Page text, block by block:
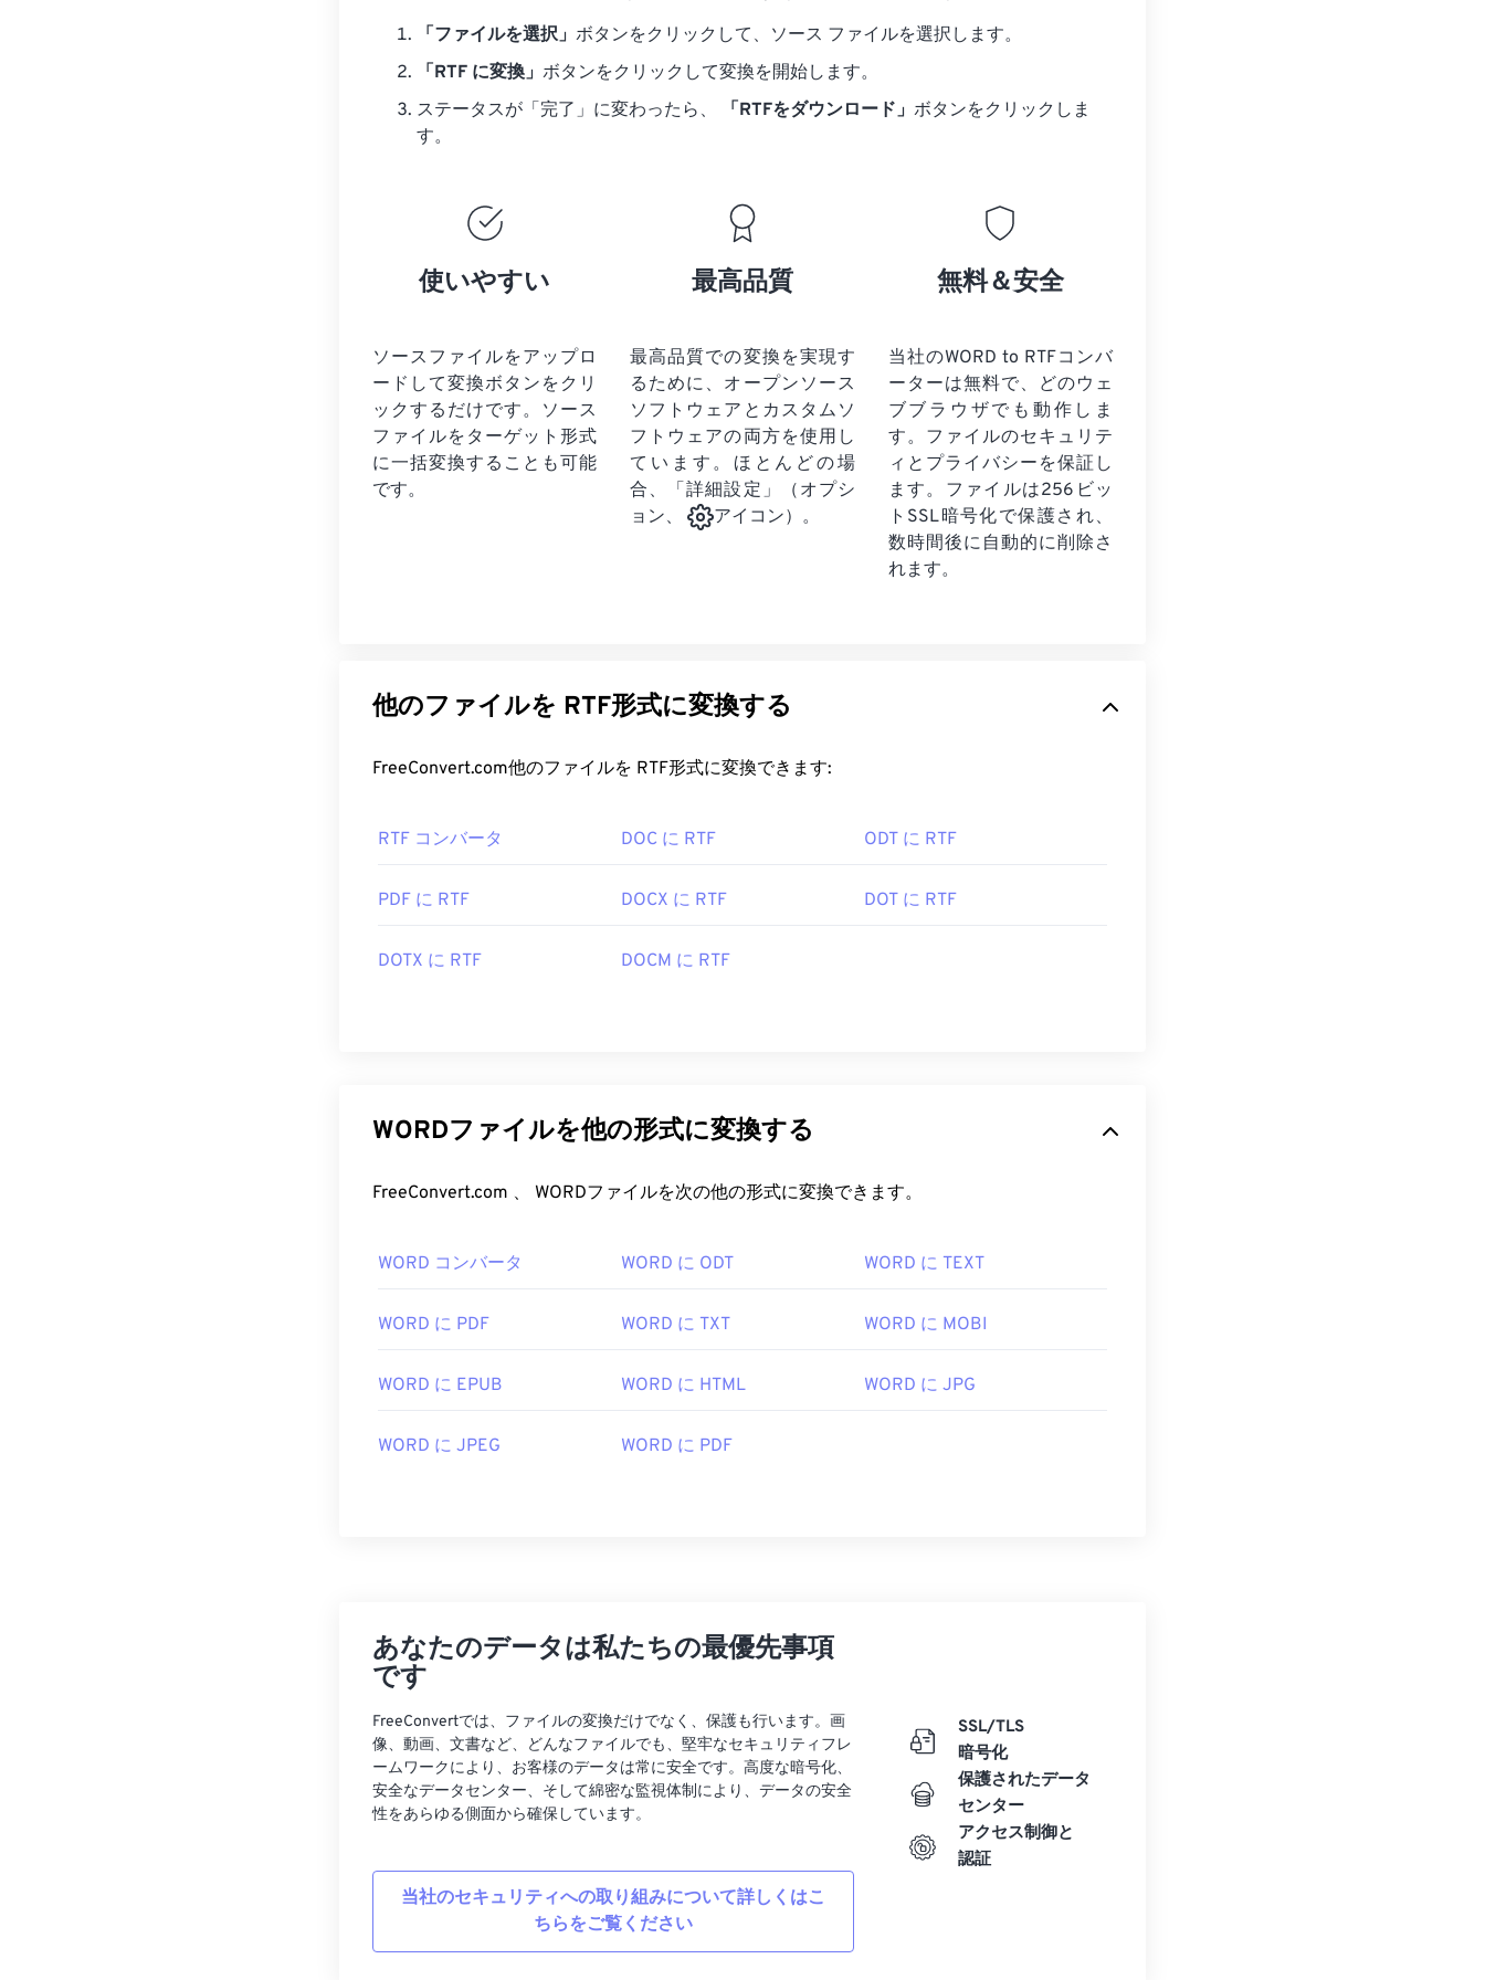
「ファイルを選択」 ボタンをクリックして、ソース ファイルを選択します。
「RTF に変換」 ボタンをクリックして変換を開始します。
ステータスが「完了」に変わったら、
「RTFをダウンロード」 ボタンをクリックしま
す。
使いやすい
ソースファイルをアップロ
ードして変換ボタンをクリ
ックするだけです。 ソース
ファイルを ターゲット形式
に一括変換することも可能
です。
最高品質
最高品質での変換を実現す
るために、オープンソース
ソフトウェアとカスタムソ
フトウェアの両方を使用し
ています。ほとんどの場
合、「詳細設定」（オプシ
ョン、
アイコン）。
無料＆安全
当社のWORD to RTFコンバ
ーターは無料で、どのウェ
ブブラウザでも動作しま
す。ファイルのセキュリテ
ィとプライバシーを保証し
ます。ファイルは256ビッ
トSSL暗号化で保護され、
数時間後に自動的に削除さ
れます。
他のファイルを RTF形式に変換する
FreeConvert.com他のファイルを RTF形式に変換できます:
RTF コンバータ DOC に RTF ODT に RTF
PDF に RTF DOCX に RTF DOT に RTF
DOTX に RTF DOCM に RTF
WORDファイルを他の形式に変換する
FreeConvert.com 、 WORDファイルを次の他の形式に変換できます。
WORD コンバータ WORD に ODT WORD に TEXT
WORD に PDF WORD に TXT WORD に MOBI
WORD に EPUB WORD に HTML WORD に JPG
WORD に JPEG WORD に PDF
あなたのデータは私たちの最優先事項
です
FreeConvertでは、ファイルの変換だけでなく、保護も行います。画
像、動画、文書など、どんなファイルでも、堅牢なセキュリティフレ
ームワークにより、お客様のデータは常に安全です。高度な暗号化、
安全なデータセンター、そして綿密な監視体制により、データの安全
性をあらゆる側面から確保しています。
当社のセキュリティへの取り組みについて詳しくはこ
ちらをご覧ください
SSL/TLS
暗号化
保護されたデータ
センター
アクセス制御と
認証